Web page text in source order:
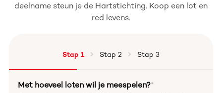
deelname steun je de Hartstichting. Koop een lot en
red levens.
Stap 1 Stap 2 Stap 3
Met hoeveel loten wil je meespelen?*